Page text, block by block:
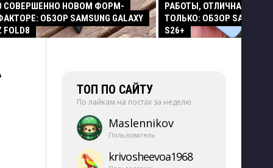
СОВЕРШЕННО НОВОМ ФОРМ-
ОБЗОР SAMSUNG GALAXY
FOLD8
РАБОТЫ, ОТЛИЧНАЯ
ТОЛЬКО: ОБЗОР SAMSUNG
S26+
ТОП ПО САЙТУ
По лайкам на постах за неделю
Maslennikov
Пользователь
krivosheevoa1968